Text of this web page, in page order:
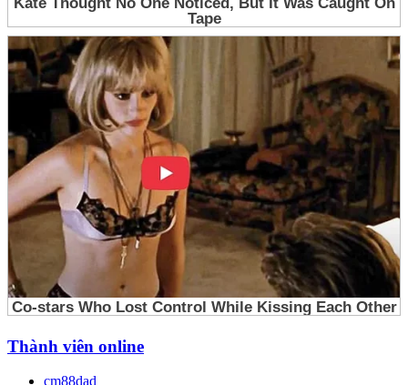
Thành viên online
cm88dad